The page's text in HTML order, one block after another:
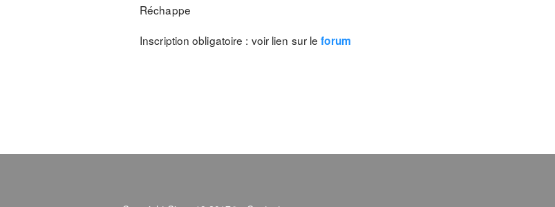
Réchappe
Inscription obligatoire : voir lien sur leforum